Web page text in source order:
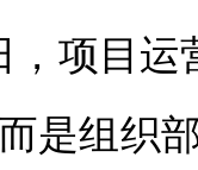
项目运
是组织